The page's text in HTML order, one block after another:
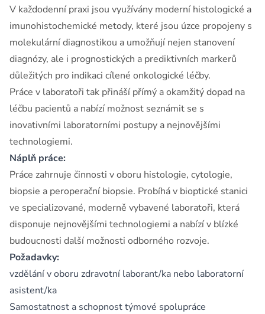
V každodenní praxi jsou využívány moderní histologické a
imunohistochemické metody, které jsou úzce propojeny s
molekulární diagnostikou a umožňují nejen stanovení
diagnózy, ale i prognostických a prediktivních markerů
důležitých pro indikaci cílené onkologické léčby.
Práce v laboratoři tak přináší přímý a okamžitý dopad na
léčbu pacientů a nabízí možnost seznámit se s
inovativními laboratorními postupy a nejnovějšími
technologiemi.
Náplň práce:
Práce zahrnuje činnosti v oboru histologie, cytologie,
biopsie a peroperační biopsie. Probíhá v bioptické stanici
ve specializované, moderně vybavené laboratoři, která
disponuje nejnovějšími technologiemi a nabízí v blízké
budoucnosti další možnosti odborného rozvoje.
Požadavky:
vzdělání v oboru zdravotní laborant/ka nebo laboratorní
asistent/ka
Samostatnost a schopnost týmové spolupráce